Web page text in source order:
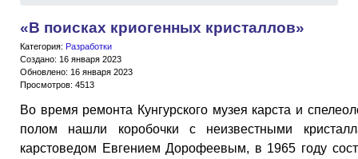
«В поисках криогенных кристаллов»
Категория: Разработки
Создано: 16 января 2023
Обновлено: 16 января 2023
Просмотров: 4513
Во время ремонта Кунгурского музея карста и
полом нашли коробочки с неизвестными
карстоведом Евгением Дорофеевым, в 1965 году